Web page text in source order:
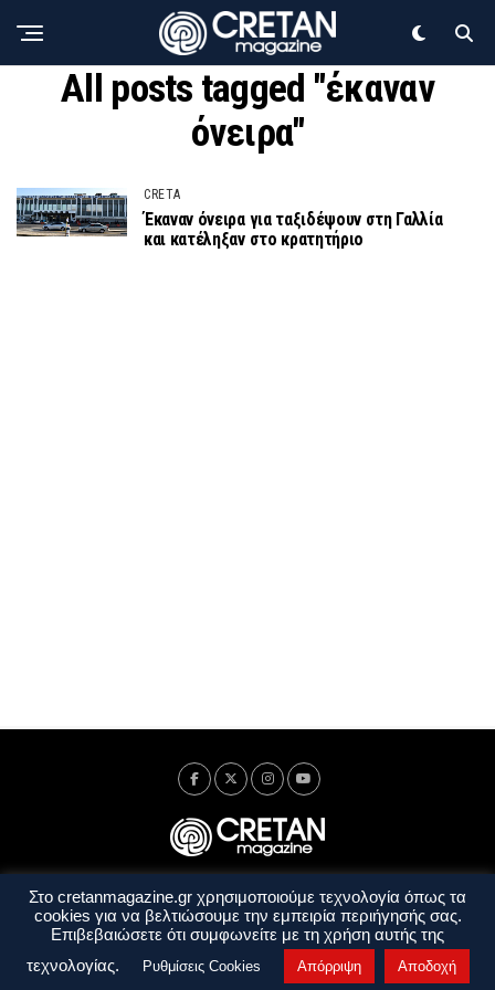
All posts tagged "έκαναν
όνειρα"
CRETA
Έκαναν όνειρα για ταξιδέψουν στη Γαλλία
και κατέληξαν στο κρατητήριο
Ταυτότητα Πολιτική Απορρήτου
Όροι Χρήσης
Όροι και Προϋποθέσεις
Στο cretanmagazine.gr χρησιμοποιούμε τεχνολογία όπως τα
cookies για να βελτιώσουμε την εμπειρία περιήγησής σας.
Επιβεβαιώσετε ότι συμφωνείτε με τη χρήση αυτής της
τεχνολογίας.
Ρυθμίσεις Cookies Απόρριψη Αποδοχή